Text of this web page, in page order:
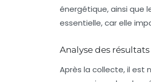
énergétique, ainsi que
essentielle, car elle
Analyse des résultats
Après la collecte, il est